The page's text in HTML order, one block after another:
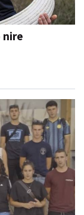
nire